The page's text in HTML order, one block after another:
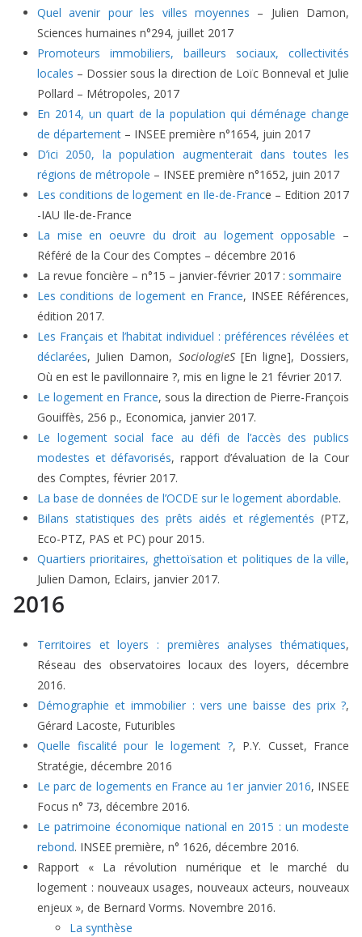
Quel avenir pour les villes moyennes – Julien Damon,
Sciences humaines n°294, juillet 2017
Promoteurs immobiliers, bailleurs sociaux, collectivités
locales – Dossier sous la direction de Loïc Bonneval et Julie
Pollard – Métropoles, 2017
En 2014, un quart de la population qui déménage change
de département – INSEE première n°1654, juin 2017
D’ici 2050, la population augmenterait dans toutes les
régions de métropole – INSEE première n°1652, juin 2017
Les conditions de logement en Ile-de-France – Edition 2017
-IAU Ile-de-France
La mise en oeuvre du droit au logement opposable –
Référé de la Cour des Comptes – décembre 2016
La revue foncière – n°15 – janvier-février 2017 : sommaire
Les conditions de logement en France, INSEE Références,
édition 2017.
Les Français et l’habitat individuel : préférences révélées et
déclarées, Julien Damon, SociologieS[En ligne], Dossiers,
Où en est le pavillonnaire ?, mis en ligne le 21 février 2017.
Le logement en France, sous la direction de Pierre-François
Gouiffès, 256 p., Economica, janvier 2017.
Le logement social face au défi de l’accès des publics
modestes et défavorisés, rapport d’évaluation de la Cour
des Comptes, février 2017.
La base de données de l’OCDE sur le logement abordable.
Bilans statistiques des prêts aidés et réglementés (PTZ,
Eco-PTZ, PAS et PC) pour 2015.
Quartiers prioritaires, ghettoïsation et politiques de la ville,
Julien Damon, Eclairs, janvier 2017.
2016
Territoires et loyers : premières analyses thématiques,
Réseau des observatoires locaux des loyers, décembre
2016.
Démographie et immobilier : vers une baisse des prix ?,
Gérard Lacoste, Futuribles
Quelle fiscalité pour le logement ?, P.Y. Cusset, France
Stratégie, décembre 2016
Le parc de logements en France au 1er janvier 2016, INSEE
Focus n° 73, décembre 2016.
Le patrimoine économique national en 2015 : un modeste
rebond. INSEE première, n° 1626, décembre 2016.
Rapport « La révolution numérique et le marché du
logement : nouveaux usages, nouveaux acteurs, nouveaux
enjeux », de Bernard Vorms. Novembre 2016.
La synthèse